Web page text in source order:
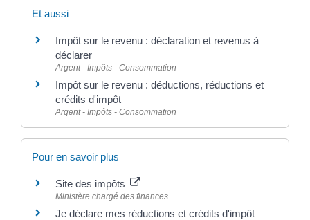
Et aussi
Impôt sur le revenu : déclaration et revenus à
déclarer
Argent - Impôts - Consommation
Impôt sur le revenu : déductions, réductions et
crédits d'impôt
Argent - Impôts - Consommation
Pour en savoir plus
Site des impôts
Ministère chargé des finances
Je déclare mes réductions et crédits d'impôt